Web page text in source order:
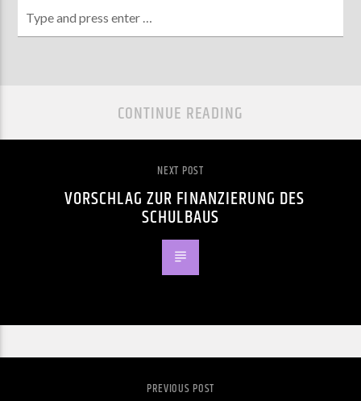
CONTINUE READING
NEXT POST
VORSCHLAG ZUR FINANZIERUNG DES
SCHULBAUS
PREVIOUS POST